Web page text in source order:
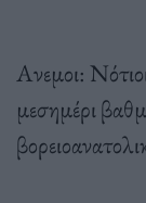
Ανεμοι:
μεσημέρι